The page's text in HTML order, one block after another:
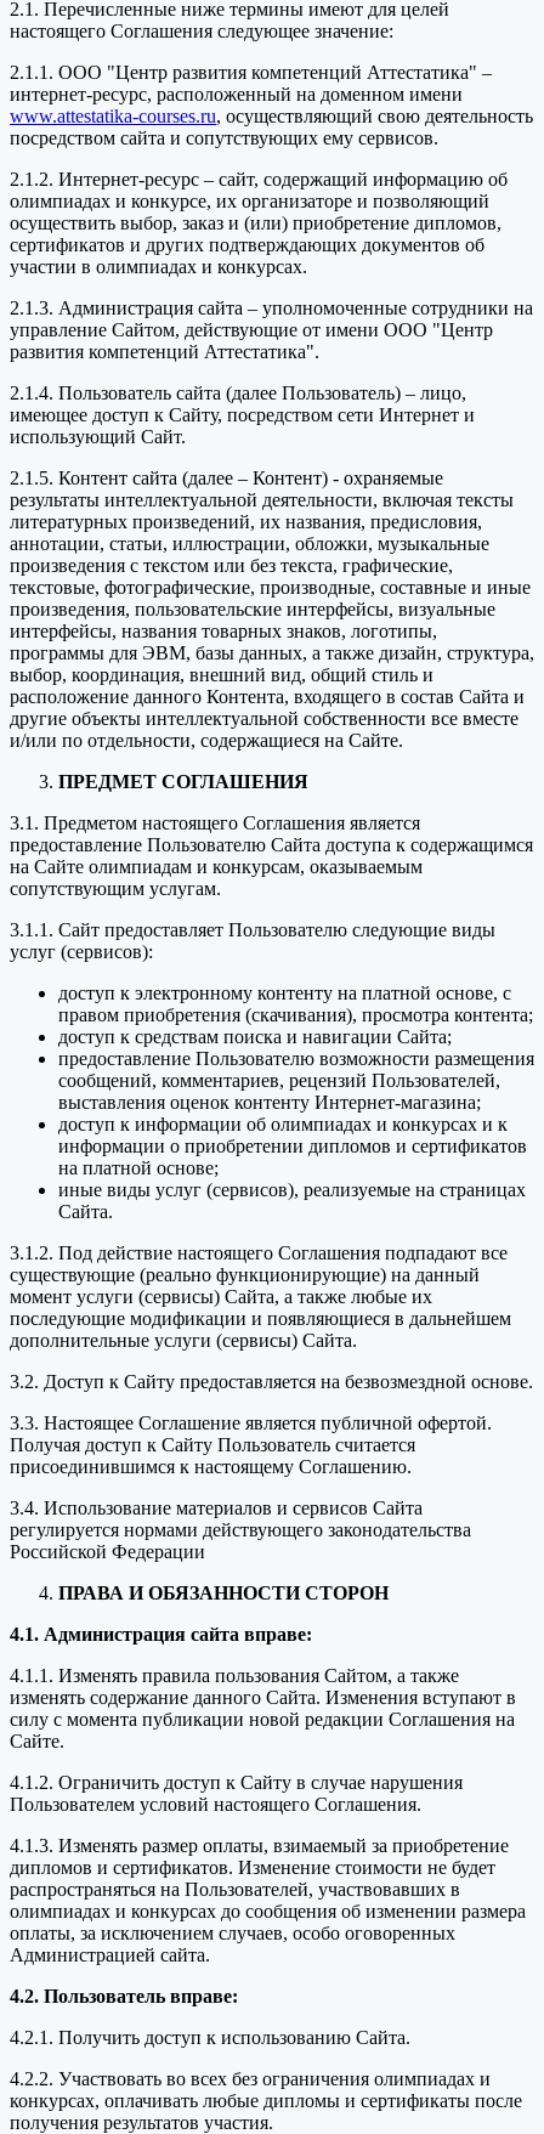
2.1. Перечисленные ниже термины имеют для целей
настоящего Соглашения следующее значение:
2.1.1. ООО "Центр развития компетенций Аттестатика" –
интернет-ресурс, расположенный на доменном имени
www.attestatika-courses.ru, осуществляющий свою деятельность
посредством сайта и сопутствующих ему сервисов.
2.1.2. Интернет-ресурс – сайт, содержащий информацию об
олимпиадах и конкурсе, их организаторе и позволяющий
осуществить выбор, заказ и (или) приобретение дипломов,
сертификатов и других подтверждающих документов об
участии в олимпиадах и конкурсах.
2.1.3. Администрация сайта – уполномоченные сотрудники на
управление Сайтом, действующие от имени ООО "Центр
развития компетенций Аттестатика".
2.1.4. Пользователь сайта (далее Пользователь) – лицо,
имеющее доступ к Сайту, посредством сети Интернет и
использующий Сайт.
2.1.5. Контент сайта (далее – Контент) - охраняемые
результаты интеллектуальной деятельности, включая тексты
литературных произведений, их названия, предисловия,
аннотации, статьи, иллюстрации, обложки, музыкальные
произведения с текстом или без текста, графические,
текстовые, фотографические, производные, составные и иные
произведения, пользовательские интерфейсы, визуальные
интерфейсы, названия товарных знаков, логотипы,
программы для ЭВМ, базы данных, а также дизайн, структура,
выбор, координация, внешний вид, общий стиль и
расположение данного Контента, входящего в состав Сайта и
другие объекты интеллектуальной собственности все вместе
и/или по отдельности, содержащиеся на Сайте.
ПРЕДМЕТ СОГЛАШЕНИЯ
3.1. Предметом настоящего Соглашения является
предоставление Пользователю Сайта доступа к содержащимся
на Сайте олимпиадам и конкурсам, оказываемым
сопутствующим услугам.
3.1.1. Сайт предоставляет Пользователю следующие виды
услуг (сервисов):
доступ к электронному контенту на платной основе, с
правом приобретения (скачивания), просмотра контента;
доступ к средствам поиска и навигации Сайта;
предоставление Пользователю возможности размещения
сообщений, комментариев, рецензий Пользователей,
выставления оценок контенту Интернет-магазина;
доступ к информации об олимпиадах и конкурсах и к
информации о приобретении дипломов и сертификатов
на платной основе;
иные виды услуг (сервисов), реализуемые на страницах
Сайта.
3.1.2. Под действие настоящего Соглашения подпадают все
существующие (реально функционирующие) на данный
момент услуги (сервисы) Сайта, а также любые их
последующие модификации и появляющиеся в дальнейшем
дополнительные услуги (сервисы) Сайта.
3.2. Доступ к Сайту предоставляется на безвозмездной основе.
3.3. Настоящее Соглашение является публичной офертой.
Получая доступ к Сайту Пользователь считается
присоединившимся к настоящему Соглашению.
3.4. Использование материалов и сервисов Сайта
регулируется нормами действующего законодательства
Российской Федерации
ПРАВА И ОБЯЗАННОСТИ СТОРОН
4.1. Администрация сайта вправе:
4.1.1. Изменять правила пользования Сайтом, а также
изменять содержание данного Сайта. Изменения вступают в
силу с момента публикации новой редакции Соглашения на
Сайте.
4.1.2. Ограничить доступ к Сайту в случае нарушения
Пользователем условий настоящего Соглашения.
4.1.3. Изменять размер оплаты, взимаемый за приобретение
дипломов и сертификатов. Изменение стоимости не будет
распространяться на Пользователей, участвовавших в
олимпиадах и конкурсах до сообщения об изменении размера
оплаты, за исключением случаев, особо оговоренных
Администрацией сайта.
4.2. Пользователь вправе:
4.2.1. Получить доступ к использованию Сайта.
4.2.2. Участвовать во всех без ограничения олимпиадах и
конкурсах, оплачивать любые дипломы и сертификаты после
получения результатов участия.